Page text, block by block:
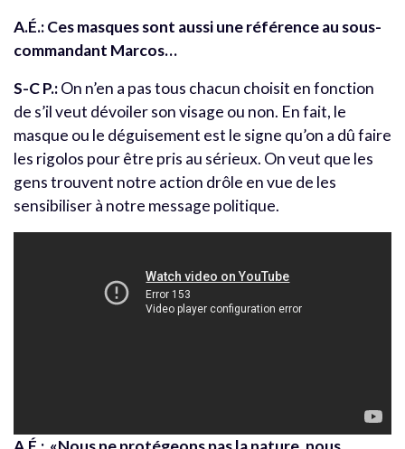
A.É.: Ces masques sont aussi une référence au sous-
commandant Marcos…
S-C P.:On n’en a pas tous chacun choisit en fonction
de s’il veut dévoiler son visage ou non. En fait, le
masque ou le déguisement est le signe qu’on a dû faire
les rigolos pour être pris au sérieux. On veut que les
gens trouvent notre action drôle en vue de les
sensibiliser à notre message politique.